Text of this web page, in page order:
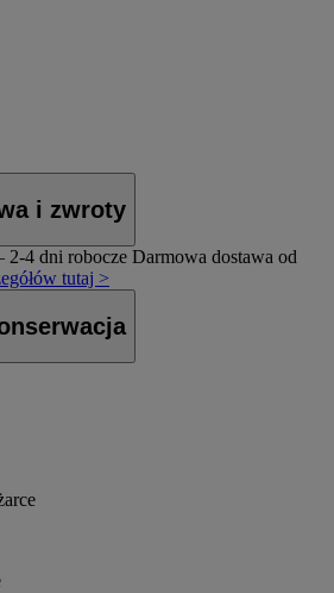
i zwroty
2-4 dni robocze Darmowa dostawa od
tutaj >